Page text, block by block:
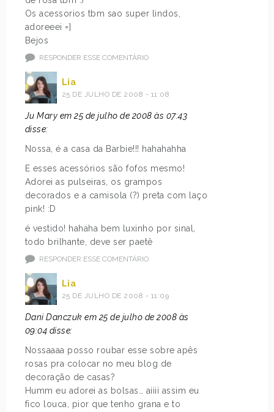
Os acessorios tbm sao super lindos,
adoreeei =]
Bejos
RESPONDER ESSE COMENTÁRIO
Lia
25 DE JULHO DE 2008 - 11:08
Ju Mary em 25 de julho de 2008 às 07:43
disse:
Nossa, é a casa da Barbie!!! hahahahha
E esses acessórios são fofos mesmo!
Adorei as pulseiras, os grampos
decorados e a camisola (?) preta com laço
pink! :D
é vestido! hahaha bem luxinho por sinal,
todo brilhante, deve ser paetê
RESPONDER ESSE COMENTÁRIO
Lia
25 DE JULHO DE 2008 - 11:09
Dani Danczuk em 25 de julho de 2008 às
09:04 disse:
Nossaaaa posso roubar esse sobre apês
rosas pra colocar no meu blog de
decoração de casas?
Humm eu adorei as bolsas… aiiii assim eu
fico louca, pior que tenho grana e to